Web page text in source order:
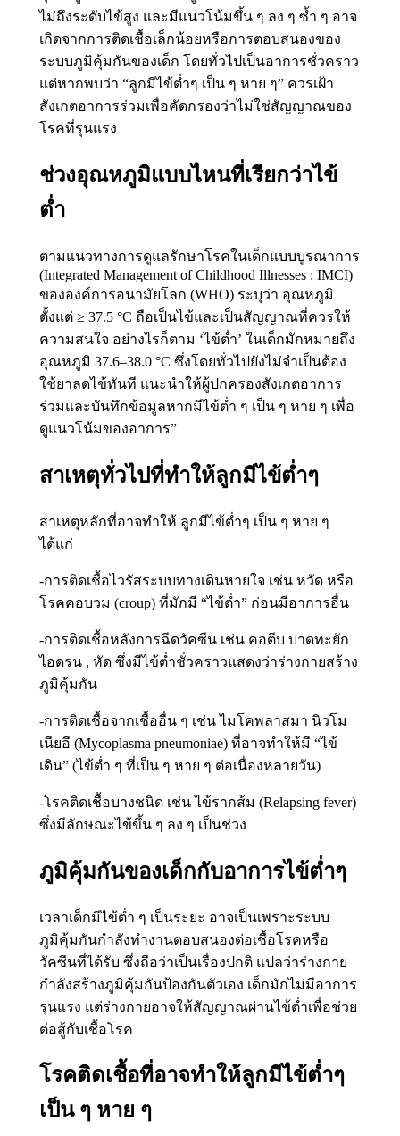
ไม่ถึงระดับไข้สูง และมีแนวโน้มขึ้น ๆ ลง ๆ ซ้ำ ๆ อาจ
เกิดจากการติดเชื้อเล็กน้อยหรือการตอบสนองของ
ระบบภูมิคุ้มกันของเด็ก โดยทั่วไปเป็นอาการชั่วคราว
แต่หากพบว่า “ลูกมีไข้ต่ำๆ เป็น ๆ หาย ๆ” ควรเฝ้า
สังเกตอาการร่วมเพื่อคัดกรองว่าไม่ใช่สัญญาณของ
โรคที่รุนแรง
ช่วงอุณหภูมิแบบไหนที่เรียกว่าไข้
ต่ำ
ตามแนวทางการดูแลรักษาโรคในเด็กแบบบูรณาการ
(Integrated Management of Childhood Illnesses : IMCI)
ขององค์การอนามัยโลก (WHO) ระบุว่า อุณหภูมิ
ตั้งแต่ ≥ 37.5 °C ถือเป็นไข้และเป็นสัญญาณที่ควรให้
ความสนใจ อย่างไรก็ตาม ‘ไข้ต่ำ’ ในเด็กมักหมายถึง
อุณหภูมิ 37.6–38.0 °C ซึ่งโดยทั่วไปยังไม่จำเป็นต้อง
ใช้ยาลดไข้ทันที แนะนำให้ผู้ปกครองสังเกตอาการ
ร่วมและบันทึกข้อมูลหากมีไข้ต่ำ ๆ เป็น ๆ หาย ๆ เพื่อ
ดูแนวโน้มของอาการ”
สาเหตุทั่วไปที่ทำให้ลูกมีไข้ต่ำๆ
สาเหตุหลักที่อาจทำให้ ลูกมีไข้ต่ำๆ เป็น ๆ หาย ๆ
ได้แก่
-การติดเชื้อไวรัสระบบทางเดินหายใจ เช่น หวัด หรือ
โรคคอบวม (croup) ที่มักมี “ไข้ต่ำ” ก่อนมีอาการอื่น
-การติดเชื้อหลังการฉีดวัคซีน เช่น คอตีบ บาดทะยัก
ไอดรน , หัด ซึ่งมีไข้ต่ำชั่วคราวแสดงว่าร่างกายสร้าง
ภูมิคุ้มกัน
-การติดเชื้อจากเชื้ออื่น ๆ เช่น ไมโคพลาสมา นิวโม
เนียอี (Mycoplasma pneumoniae) ที่อาจทำให้มี “ไข้
เดิน” (ไข้ต่ำ ๆ ที่เป็น ๆ หาย ๆ ต่อเนื่องหลายวัน)
-โรคติดเชื้อบางชนิด เช่น ไข้รากส้ม (Relapsing fever)
ซึ่งมีลักษณะไข้ขึ้น ๆ ลง ๆ เป็นช่วง
ภูมิคุ้มกันของเด็กกับอาการไข้ต่ำๆ
เวลาเด็กมีไข้ต่ำ ๆ เป็นระยะ อาจเป็นเพราะระบบ
ภูมิคุ้มกันกำลังทำงานตอบสนองต่อเชื้อโรคหรือ
วัคซีนที่ได้รับ ซึ่งถือว่าเป็นเรื่องปกติ แปลว่าร่างกาย
กำลังสร้างภูมิคุ้มกันป้องกันตัวเอง เด็กมักไม่มีอาการ
รุนแรง แต่ร่างกายอาจให้สัญญาณผ่านไข้ต่ำเพื่อช่วย
ต่อสู้กับเชื้อโรค
โรคติดเชื้อที่อาจทำให้ลูกมีไข้ต่ำๆ
เป็น ๆ หาย ๆ